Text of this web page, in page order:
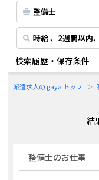
整備士
時給 、2週間以内
検索履歴・保存条件
派遣求人の gaya トップ
結
整備士のお仕事